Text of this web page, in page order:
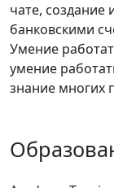
чате, создание
банковскими
Умение
умение
знание многих